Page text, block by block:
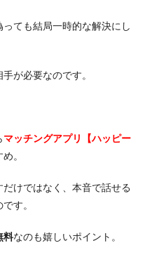
ても結局一時的な解決にし
が必要なのです。
マッチングアプリ【ハッピー
。
けではなく、本音で話せる
す。
料なのも嬉しいポイント。